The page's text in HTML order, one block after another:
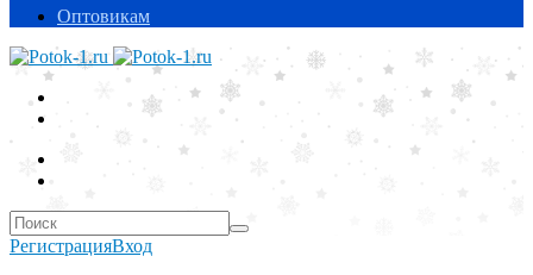
Оптовикам
РегистрацияВход